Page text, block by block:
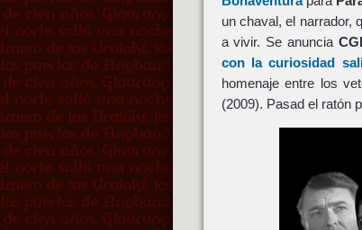
un chaval, el narrador,
a vivir. Se anunciaCGI
con la curiosidad
homenaje entre los
(2009). Pasad el ratón